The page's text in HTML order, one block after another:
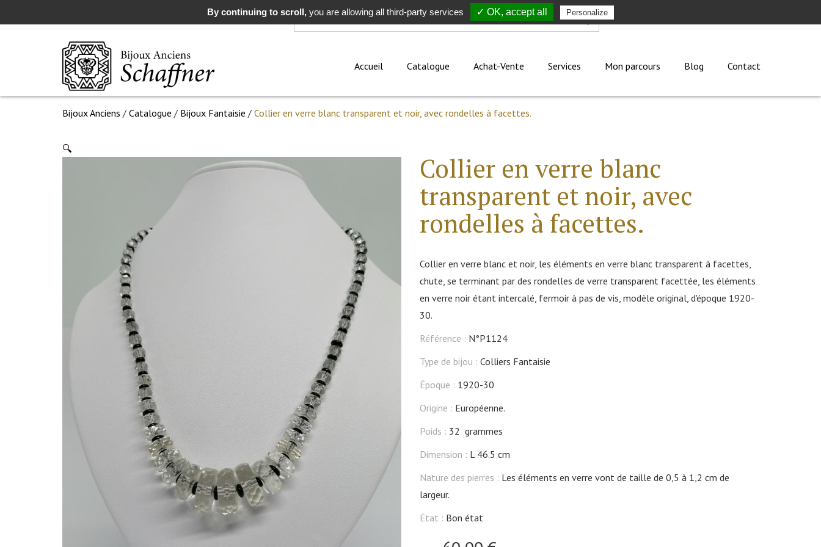
Rechercher
Accueil Catalogue Achat-Vente Services Mon parcours Blog Contact
Bijoux Anciens / Catalogue / Bijoux Fantaisie / Collier en verre blanc transparent et noir, avec rondelles à facettes.
🔍
Collier en verre blanc
transparent et noir, avec
rondelles à facettes.
Collier en verre blanc et noir, les éléments en verre blanc transparent à facettes,
chute, se terminant par des rondelles de verre transparent facettée, les éléments
en verre noir étant intercalé, fermoir à pas de vis, modèle original, d'époque 1920-
30.
Référence : N°P1124
Type de bijou : Colliers Fantaisie
Époque : 1920-30
Origine : Européenne.
Poids : 32 grammes
Dimension : L 46.5 cm
Nature des pierres : Les éléments en verre vont de taille de 0,5 à 1,2 cm de
largeur.
État : Bon état
By continuing to scroll,you are allowing all third-party services ✓ OK, accept all Personalize